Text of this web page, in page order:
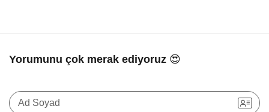
Yorumunu çok merak ediyoruz 😍
Ad Soyad